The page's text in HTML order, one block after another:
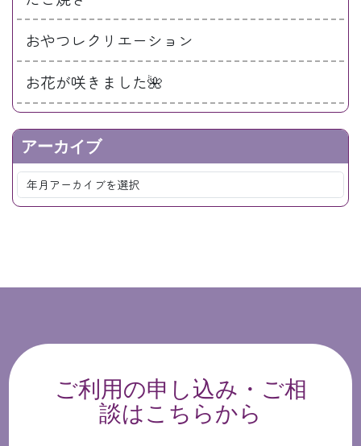
おやつレクリエーション
お花が咲きました🌺
アーカイブ
ご利用の申し込み・ご相
談はこちらから